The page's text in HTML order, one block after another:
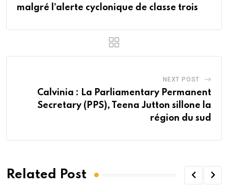
malgré l’alerte cyclonique de classe trois
NEXT POST
Calvinia : La Parliamentary Permanent
Secretary (PPS), Teena Jutton sillone la
région du sud
Related Post